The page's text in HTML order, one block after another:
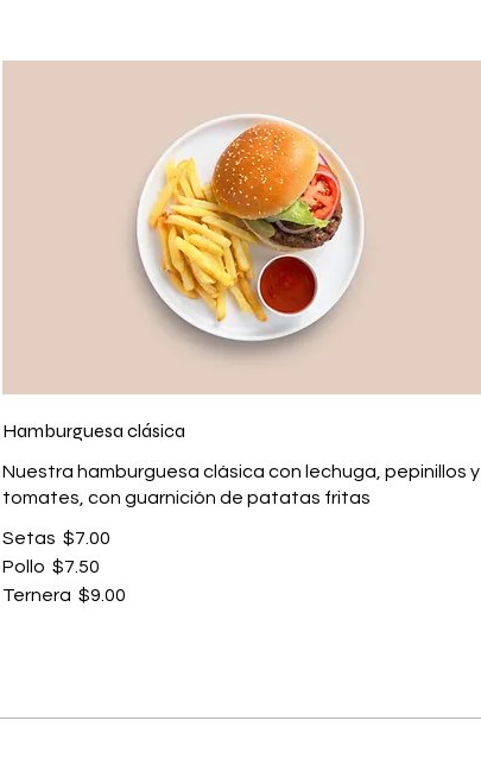
Hamburguesa clásica
Nuestra hamburguesa clásica con lechuga, pepinillos y
tomates, con guarnición de patatas fritas
Setas $7.00
Pollo $7.50
Ternera $9.00